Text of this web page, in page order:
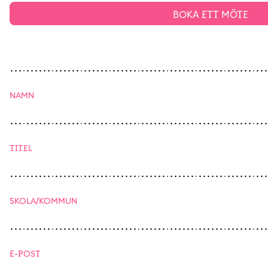
BOKA ETT MÖTE
NAMN
TITEL
SKOLA/KOMMUN
E-POST